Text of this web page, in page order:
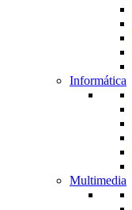
Informática
Multimedia